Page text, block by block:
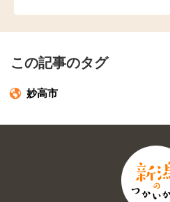
この記事のタグ
妙高市